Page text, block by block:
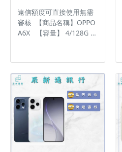
遠信額度可直接使用無需
審核 【商品名稱】OPPO
A6X 【容量】 4/128G ‼️
LINE：@kjg6280d • 七日
鑑賞期內，如商品有問
題，請盡速向我們告知並
且協助處理 • 全新品為原
廠保固一年，中古機店家
保固15天 • 店家擁有隨時
修改、變更、暫停活動之
權利 下單前請先私訊和加